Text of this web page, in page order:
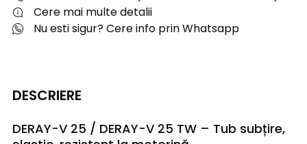
Cere mai multe detalii
Nu esti sigur? Cere info prin Whatsapp
DESCRIERE
DERAY-V 25 / DERAY-V 25 TW – Tub subțire,